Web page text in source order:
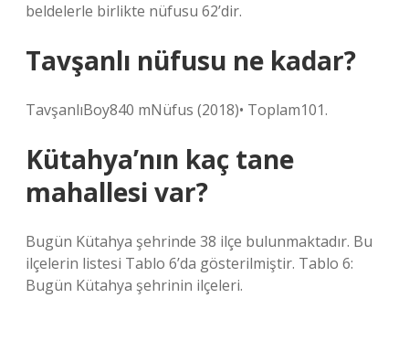
beldelerle birlikte nüfusu 62’dir.
Tavşanlı nüfusu ne kadar?
TavşanlıBoy840 mNüfus (2018)• Toplam101.
Kütahya’nın kaç tane
mahallesi var?
Bugün Kütahya şehrinde 38 ilçe bulunmaktadır. Bu
ilçelerin listesi Tablo 6’da gösterilmiştir. Tablo 6:
Bugün Kütahya şehrinin ilçeleri.